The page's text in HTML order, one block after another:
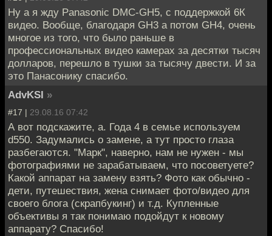
Ну а я жду Panasonic DMC-GH5, с поддержкой 6К
видео. Вообще, благодаря GH3 а потом GH4, очень
многое из того, что было раньше в
профессиональных видео камерах за десятки тысяч
долларов, перешло в тушки за тысячу двести. И за
это Панасонику спасибо.
AdvKSI »
#17 | 29.08.16 07:42
А вот подскажите, а. Года 4 в семье используем
d550. Задумались о замене, а тут просто глаза
разбегаются. "Марк", наверно, нам не нужен - мы
фотографиями не зарабатываем, что посоветуете?
Какой аппарат на замену взять? Фото как обычно -
дети, путешествия, жена снимает фото/видео для
своего блога (скрапбукинг) и т.д. Купленные
объективы я так понимаю подойдут к новому
аппарату? Спасибо!